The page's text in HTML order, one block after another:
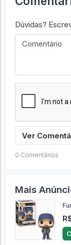
Dúvidas?
Ver
0 Comentários
Mais